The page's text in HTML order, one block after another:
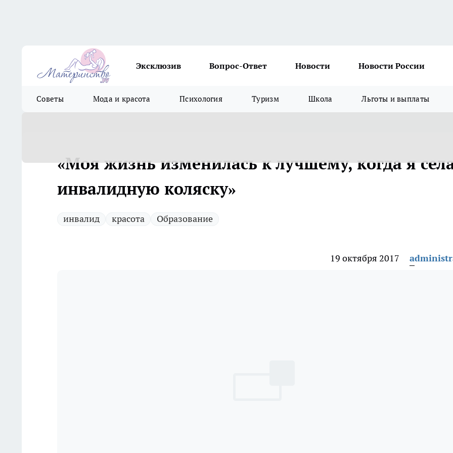
Эксклюзив Вопрос-Ответ Новости Новости России
Советы Мода и красота Психология Туризм Школа Льготы и выплаты
«Моя жизнь изменилась к лучшему, когда я
инвалидную коляску»
инвалид красота Образование
19 октября 2017